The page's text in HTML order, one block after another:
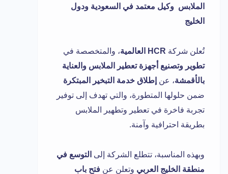
الملابس وكيل معتمد في السعودية ودول
الخليج
تُعلن شركة HCR العالمية
، والمتخصصة في
تطوير وتصنيع أجهزة تعطير الملابس والعناية
بالأقمشة، عن إطلاق خدمة التبخير المبتكرة
ضمن حلولها المتطورة، والتي تهدف إلى توفير
تجربة فاخرة في تعطير وتطهير الملابس
بطريقة احترافية وآمنة.
وبهذه المناسبة، تتطلع الشركة إلى التوسع في
منطقة الخليج العربي وتعلن عن فتح باب